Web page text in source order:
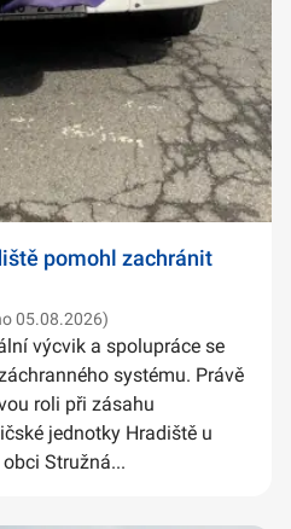
pomohl zachránit
05.08.2026)
výcvik a spolupráce se
systému. Právě
roli při zásahu
jednotky Hradiště u
Stružná...